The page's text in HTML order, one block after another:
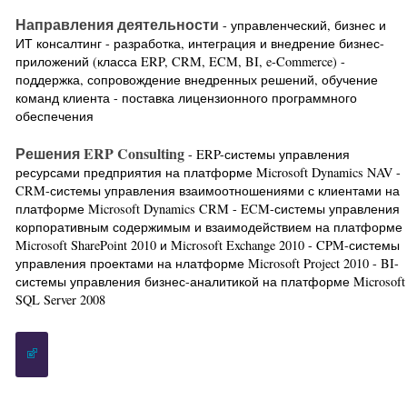
Направления деятельности - управленческий, бизнес и
ИТ консалтинг - разработка, интеграция и внедрение бизнес-
приложений (класса ERP, CRM, ECM, BI, e-Commerce) -
поддержка, сопровождение внедренных решений, обучение
команд клиента - поставка лицензионного программного
обеспечения
Решения ERP Consulting - ERP-системы управления
ресурсами предприятия на платформе Microsoft Dynamics NAV -
CRM-системы управления взаимоотношениями с клиентами на
платформе Microsoft Dynamics CRM - ECM-системы управления
корпоративным содержимым и взаимодействием на платформе
Microsoft SharePoint 2010 и Microsoft Exchange 2010 - CPM-системы
управления проектами на нлатформе Microsoft Project 2010 - BI-
системы управления бизнес-аналитикой на платформе Microsoft
SQL Server 2008